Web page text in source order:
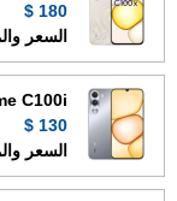
180 $
السعر
C100i
130 $
السعر